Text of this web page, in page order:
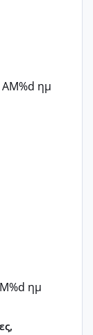
%d ημ
%d ημ